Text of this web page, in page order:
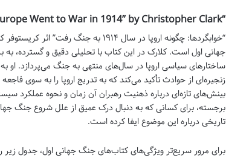
“The Sleepwalkers: How Europe Went to War in 1914” by Christopher Clark
“خوابگردها: چگونه اروپا در سال ۱۹۱۴
جهانی اول است. کلارک در این کتاب با تحلیلی دقیق و گسترده، به
ساختارهای سیاسی اروپا در سال‌های منتهی به جنگ می‌پردازد.
زنجیره‌ای از حوادث تأکید می‌کند که به تدریج اروپا را به سوی
بینش‌های تازه‌ای درباره ذهنیت رهبران آن زمان و نحوه عملکرد
برجسته، برای کسانی که به دنبال درک عمیق از علل شروع جنگ
تاریخی درباره این موضوع ایفا کرده است.
برای مرور سریع‌تر ویژگی‌های کتاب‌های جنگ جهانی اول، جدول زیر